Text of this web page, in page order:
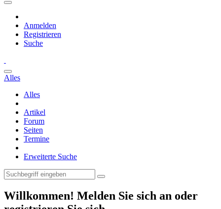
Anmelden
Registrieren
Suche
Alles
Alles
Artikel
Forum
Seiten
Termine
Erweiterte Suche
Willkommen! Melden Sie sich an oder